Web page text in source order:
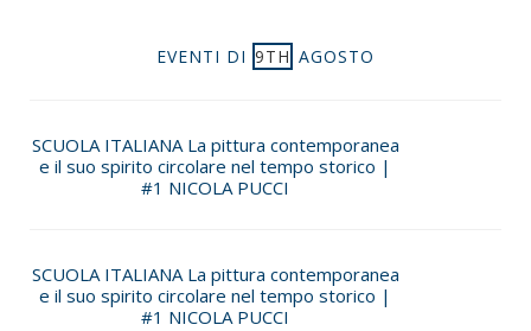
EVENTI DI 9TH AGOSTO
SCUOLA ITALIANA La pittura contemporanea
e il suo spirito circolare nel tempo storico |
#1 NICOLA PUCCI
SCUOLA ITALIANA La pittura contemporanea
e il suo spirito circolare nel tempo storico |
#1 NICOLA PUCCI